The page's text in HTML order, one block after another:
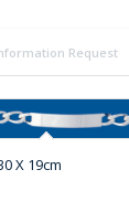
Request
X 19cm